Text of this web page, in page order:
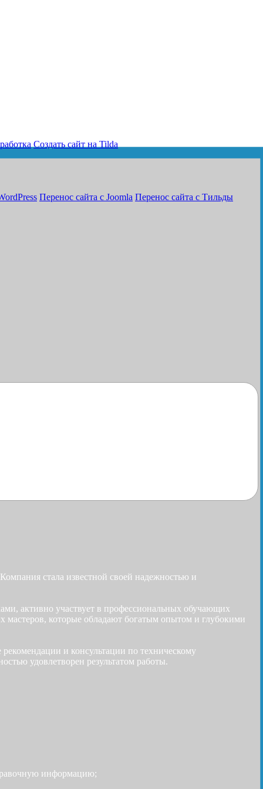
Создать сайт на Tilda
Перенос сайта с Joomla Перенос сайта с Тильды
стала известной своей надежностью и
активно участвует в профессиональных обучающих
которые обладают богатым опытом и глубокими
и консультации по техническому
удовлетворен результатом работы.
информацию;